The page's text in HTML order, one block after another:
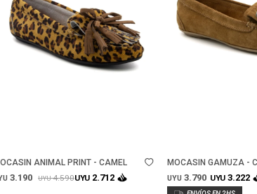
ANIMAL PRINT - CAMEL
3.190 UYU4.590UYU 2.712
MOCASIN GAMUZA -
UYU 3.790 UYU 3.222